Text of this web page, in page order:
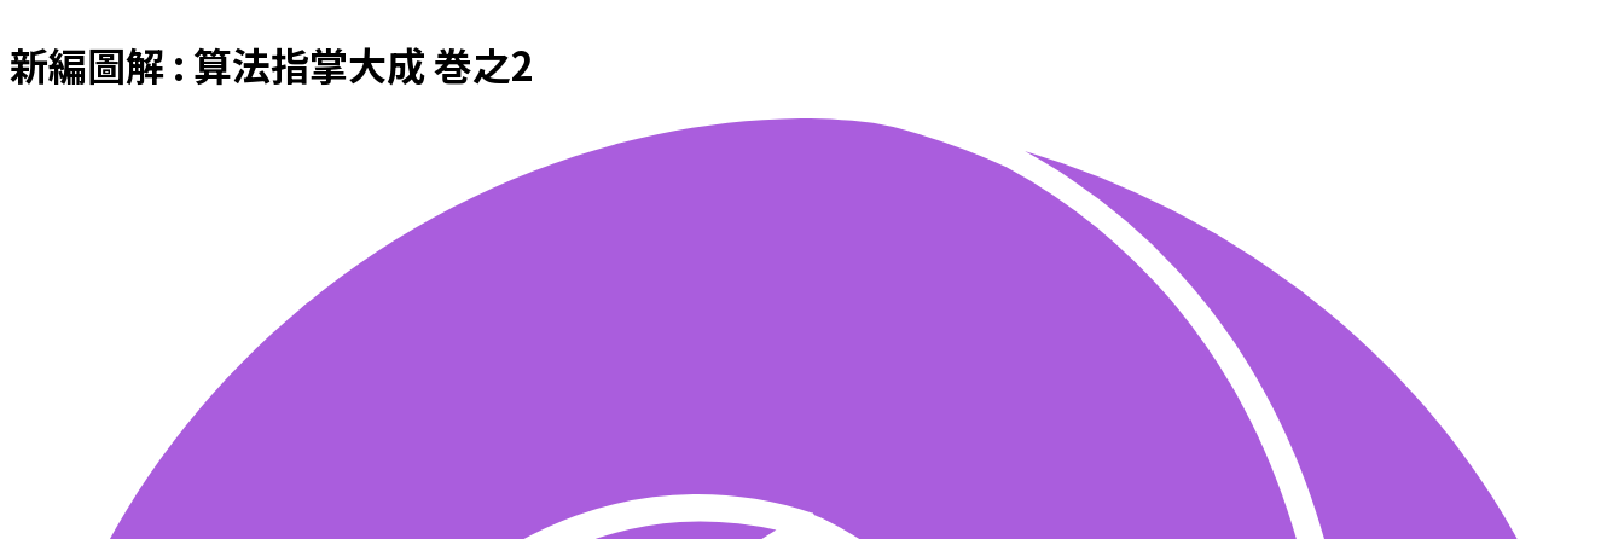
新編圖解 : 算法指掌大成 巻之2